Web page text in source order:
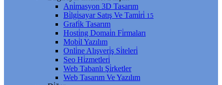
Ani̇masyon 3D Tasarım
Bi̇lgi̇sayar Satış Ve Tami̇ri̇ 15
Grafi̇k Tasarım
Hosti̇ng Domai̇n Fi̇rmaları
Mobi̇l Yazılım
Onli̇ne Alışveri̇ş Si̇teleri̇
Seo Hi̇zmetleri̇
Web Tabanlı Şi̇rketler
Web Tasarım Ve Yazılım